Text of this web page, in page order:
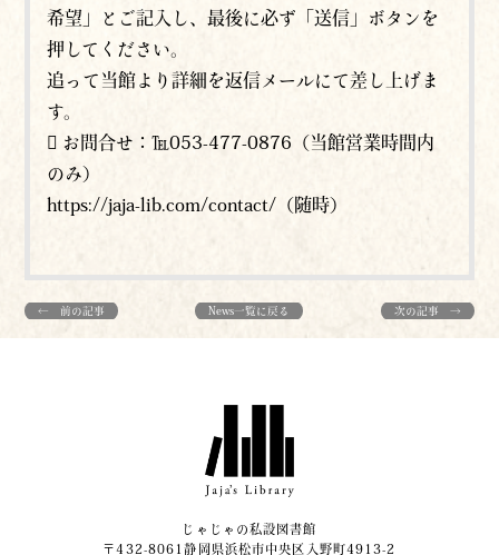
希望」とご記入し、最後に必ず「送信」ボタンを
押してください。
追って当館より詳細を返信メールにて差し上げま
す。
 お問合せ：℡053-477-0876（当館営業時間内
のみ）
https://jaja-lib.com/contact/（随時）
← 前の記事 News一覧に戻る 次の記事 →
じゃじゃの私設図書館
〒432-8061静岡県浜松市中央区入野町4913-2